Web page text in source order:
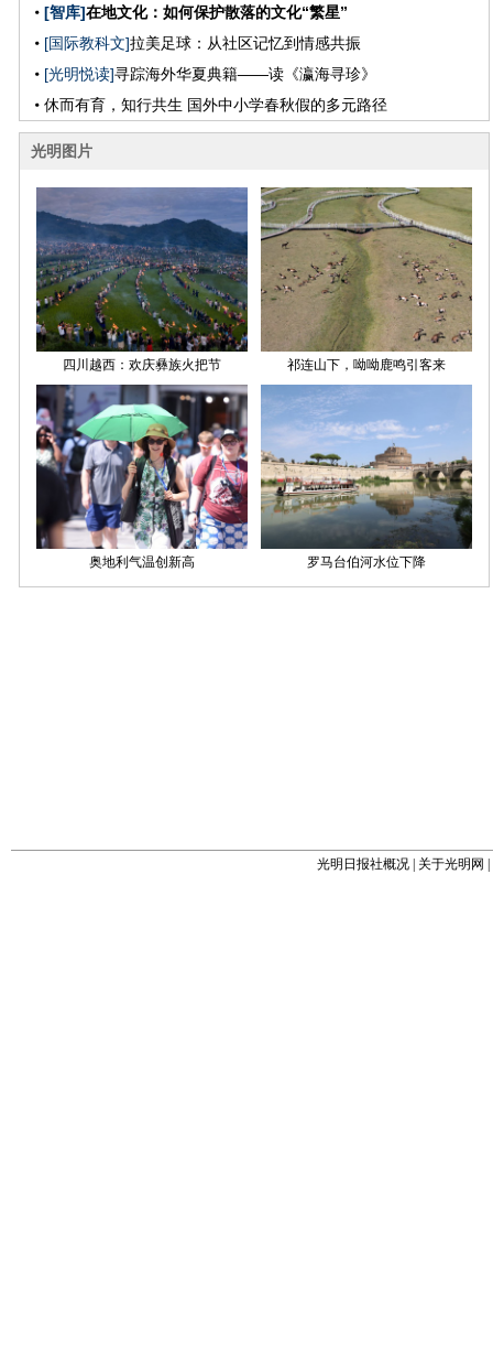
光明日报社概况 关于光明网